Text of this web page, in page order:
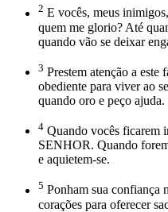
2 E vocês, meus
quem me glorio? Até
quando vão se deixar
3 Prestem atenção a
obediente para viver ao
quando oro e peço ajuda.
4 Quando vocês ficarem
SENHOR. Quando
e aquietem-se.
5 Ponham sua confiança
corações para oferecer